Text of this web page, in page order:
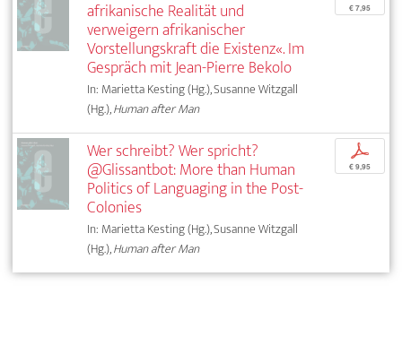
afrikanische Realität und
verweigern afrikanischer
Vorstellungskraft die Existenz«. Im
Gespräch mit Jean-Pierre Bekolo
In: Marietta Kesting (Hg.), Susanne Witzgall
(Hg.),Human after Man
€ 7,95
Wer schreibt? Wer spricht?
@Glissantbot: More than Human
Politics of Languaging in the Post-
Colonies
In: Marietta Kesting (Hg.), Susanne Witzgall
(Hg.),Human after Man
p
€ 9,95